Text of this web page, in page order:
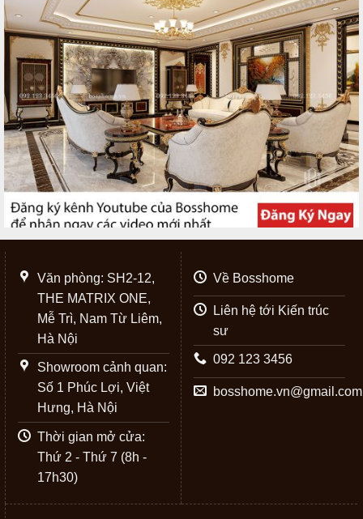
Văn phòng: SH2-12,
THE MATRIX ONE,
Mễ Trì, Nam Từ Liêm,
Hà Nội
Showroom cảnh quan:
Số 1 Phúc Lợi, Việt
Hưng, Hà Nội
Thời gian mở cửa:
Thứ 2 - Thứ 7 (8h -
17h30)
Về Bosshome
Liên hệ tới Kiến trúc
sư
092 123 3456
bosshome.vn@gmail.com